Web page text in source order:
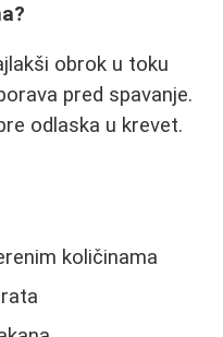
obrok u toku
pred spavanje.
odlaska u krevet.
količinama